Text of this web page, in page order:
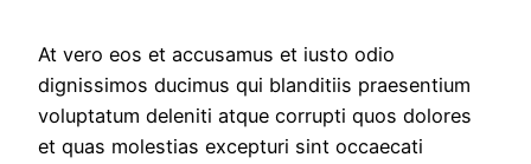
At vero eos et accusamus et iusto odio
dignissimos ducimus qui blanditiis praesentium
voluptatum deleniti atque corrupti quos dolores
et quas molestias excepturi sint occaecati